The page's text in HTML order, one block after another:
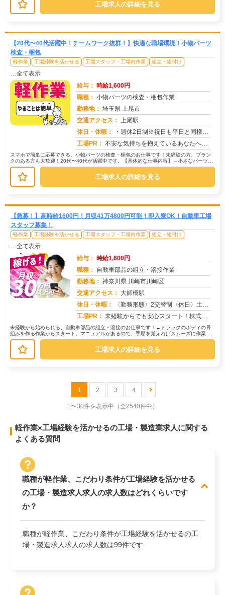
工場求人の詳細を見る
【20代〜40代活躍中！チームワーク抜群！】快適な職場環境！小物パーツ
検査・梱包
軽作業 工場経験を活かせる 工場スタッフ・工場内作業 組立・組付け
…全て表示
給与： 時給1,600円
職種： 小物パーツの検査・梱包作業
勤務地： 埼玉県 上尾市
交通アクセス： 上尾駅
休日・休暇：
・週休2日制※祝日も平日と同様出勤日
工場PR： 不安な気持ちを抱えているあなたへ。株式会社京栄センターでは、未経験の方でも安心してスタートできる環境を整えています...
スマホで簡単に応募できる、小物パーツの検査・梱包のお仕事です！未経験の方、ブラン
クのある方も大歓迎！20代〜40代が活躍中です。【具体的な仕事内容】→小さなパーツを
目で見てチェックします。→不良...
工場求人の詳細を見る
【急募！】高時給1600円！月収41万4800円可能！即入寮OK！自動車工場
スタッフ募集！
軽作業 工場経験を活かせる 工場スタッフ・工場内作業 組立・組付け
…全て表示
給与： 時給1,600円
職種： 自動車部品の組立・溶接作業
勤務地： 神奈川県 川崎市川崎区
交通アクセス： 大師橋駅
休日・休暇：
〈勤務形態〉2交替制〈休日〉土日(週休２日制)★ＧＷ★夏季休暇★冬季休暇★年末年始
工場PR： 未経験からでも安心スタート！株式会社京栄センターで新しい一歩を踏み出してみませんか？→ 経験や資格は一切不問です！...
未経験から始められる、自動車部品の組立・溶接のお仕事です！→トラックのボディの骨
組みを作る作業からスタート。マニュアルがあるので、手順を覚えればスムーズに作業で
きます。→次に、トラックのアクスル...
工場求人の詳細を見る
1 2 3 4
1〜30件を表示中 （全2540件中）
軽作業×工場経験を活かせるの工場・製造業求人に関する
よくある質問
職種が軽作業、こだわり条件が工場経験を活かせる
の工場・製造求人求人の求人数はどれくらいです
か？
職種が軽作業、こだわり条件が工場経験を活かせるの工
場・製造求人求人の求人数は99件です